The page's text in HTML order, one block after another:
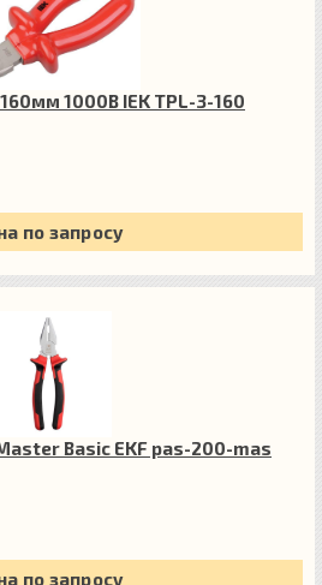
1000В IEK TPL-3-160
по запросу
Basic EKF pas-200-mas
по запросу